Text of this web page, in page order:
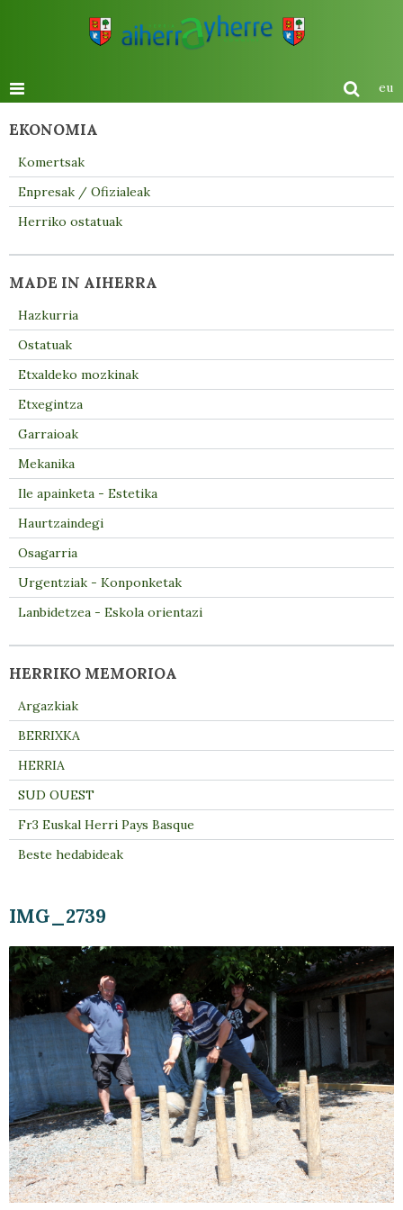
eu
IMG_2739
EKONOMIA
Komertsak
Enpresak / Ofizialeak
Herriko ostatuak
MADE IN AIHERRA
Hazkurria
Ostatuak
Etxaldeko mozkinak
Etxegintza
Garraioak
Mekanika
Ile apainketa - Estetika
Haurtzaindegi
Osagarria
Urgentziak - Konponketak
Lanbidetzea - Eskola orientazi
HERRIKO MEMORIOA
Argazkiak
BERRIXKA
HERRIA
SUD OUEST
Fr3 Euskal Herri Pays Basque
Beste hedabideak